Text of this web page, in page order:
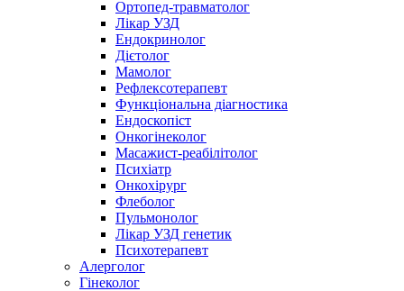
Ортопед-травматолог
Лікар УЗД
Ендокринолог
Дієтолог
Мамолог
Рефлексотерапевт
Функціональна діагностика
Ендоскопіст
Онкогінеколог
Масажист-реабілітолог
Психіатр
Онкохірург
Флеболог
Пульмонолог
Лікар УЗД генетик
Психотерапевт
Алерголог
Гінеколог